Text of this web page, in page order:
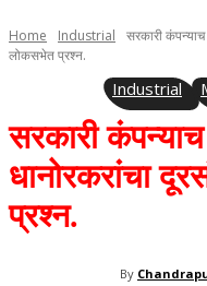
Home Industrial
सरकारी कंपन्याच
लोकसभेत प्रश्न.
Industrial
सरकारी
धानोरकरांचा
प्रश्न.
By